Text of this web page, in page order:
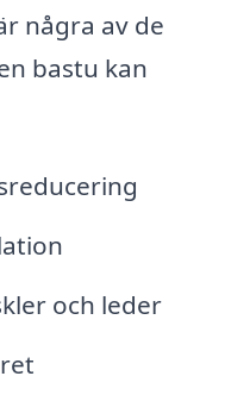
några av de
bastu kan
och leder